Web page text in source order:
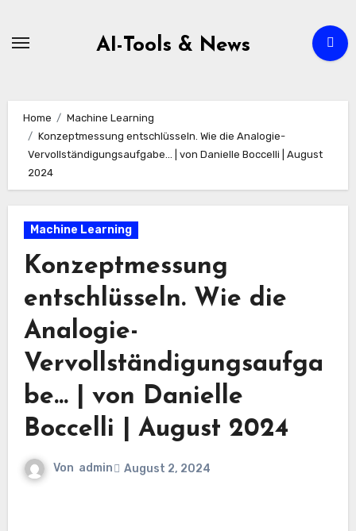
AI-Tools & News
Home
Machine Learning
Konzeptmessung entschlüsseln. Wie die Analogie-
Vervollständigungsaufgabe… | von Danielle Boccelli | August
2024
Machine Learning
Konzeptmessung
entschlüsseln. Wie die
Analogie-
Vervollständigungsaufga
be… | von Danielle
Boccelli | August 2024
Von admin August 2, 2024